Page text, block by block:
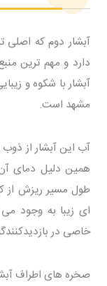
دارد و مهم ترین
آبشار با شکوه و
مشهد است.
آب این آبشار از
همین دلیل دمای
طول مسیر ریزش از
ای زیبا به وجود
خاصی در
صخره های اطراف